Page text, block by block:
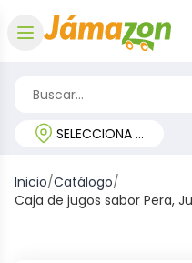
SELECCIONA TU REGIÓN
Inicio/Catálogo/
Caja de jugos sabor Pera,